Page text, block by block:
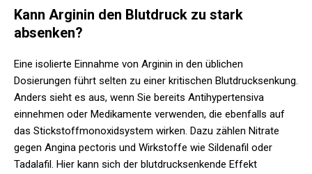
Kann Arginin den Blutdruck zu stark
absenken?
Eine isolierte Einnahme von Arginin in den üblichen
Dosierungen führt selten zu einer kritischen Blutdrucksenkung.
Anders sieht es aus, wenn Sie bereits Antihypertensiva
einnehmen oder Medikamente verwenden, die ebenfalls auf
das Stickstoffmonoxidsystem wirken. Dazu zählen Nitrate
gegen Angina pectoris und Wirkstoffe wie Sildenafil oder
Tadalafil. Hier kann sich der blutdrucksenkende Effekt